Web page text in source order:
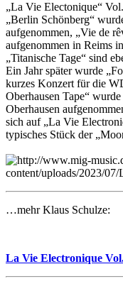
„La Vie Electonique“
„Berlin Schönberg“
aufgenommen, „Vie de
aufgenommen in Reims
„Titanische Tage“ sind
Ein Jahr später wurde
kurzes Konzert für die
Oberhausen Tape“
Oberhausen
sich auf „La Vie
typisches Stück der
…mehr Klaus Schulze:
La Vie Electronique